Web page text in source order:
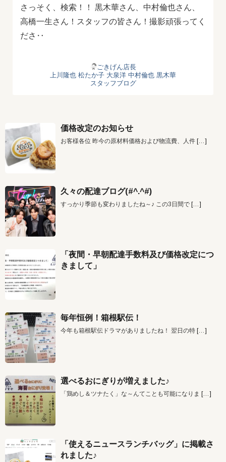
さっそく、検索！！ 黒木華さん、中村倫也さん、
高橋一生さん！スタッフの皆さん！撮影頑張ってく
ださ‥
ごきげん店長
上川隆也 松たか子 大泉洋 中村倫也 黒木華
スタッフブログ
価格改定のお知らせ
お客様各位 昨今の原材料価格および物流費、人件 […]
久々の配達ブログ(#^.^#)
すっかり季節も変わりましたね～♪ この3日間で […]
「夜間・早朝配達手数料及び価格改定につ
きまして」
毎年恒例！箱根駅伝！
今年も箱根駅伝ドラマがありましたね！ 翌日の特 […]
選べるおにぎりが増えました♪
「鶏めし＆ツナたく」な～んてことも可能になりま […]
「使えるニュースランチバッグ」に掲載さ
れました♪